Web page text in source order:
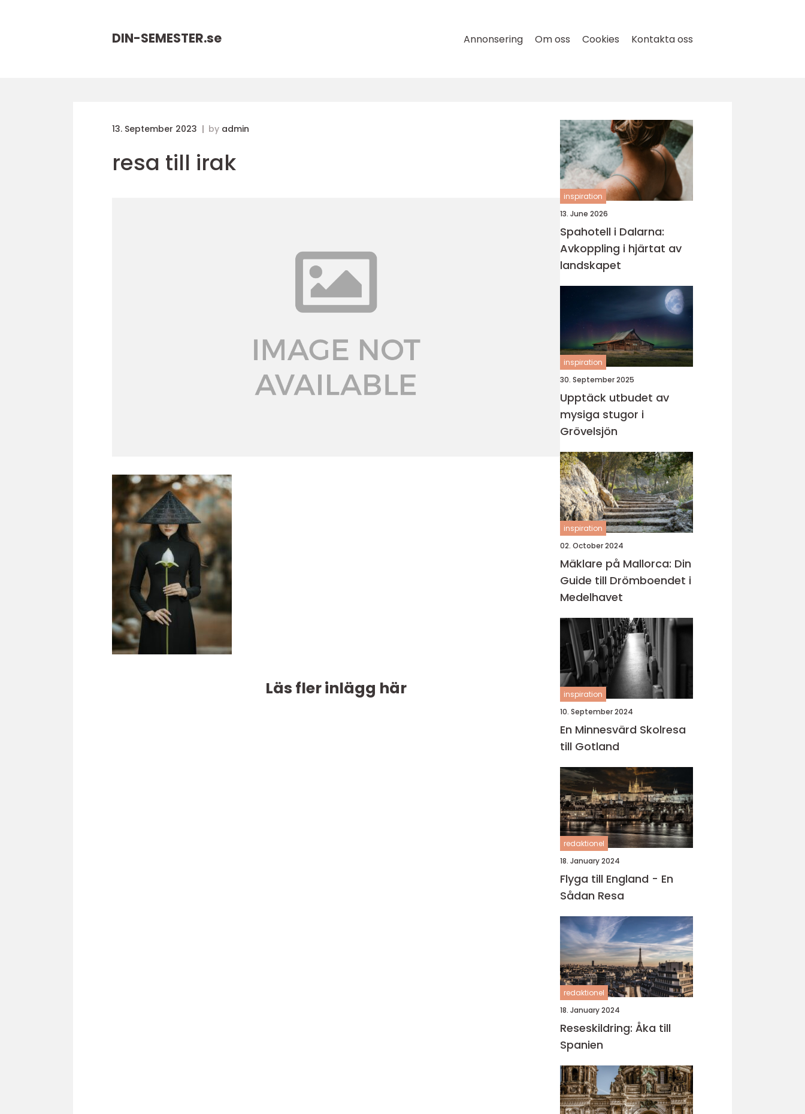
DIN-SEMESTER.se Annonsering Om oss Cookies Kontakta oss
13. September 2023 by admin
resa till irak
Läs fler inlägg här
inspiration
13. June 2026
Spahotell i Dalarna:
Avkoppling i hjärtat av
landskapet
inspiration
30. September 2025
Upptäck utbudet av
mysiga stugor i
Grövelsjön
inspiration
02. October 2024
Mäklare på Mallorca: Din
Guide till Drömboendet i
Medelhavet
inspiration
10. September 2024
En Minnesvärd Skolresa
till Gotland
redaktionel
18. January 2024
Flyga till England - En
Sådan Resa
redaktionel
18. January 2024
Reseskildring: Åka till
Spanien